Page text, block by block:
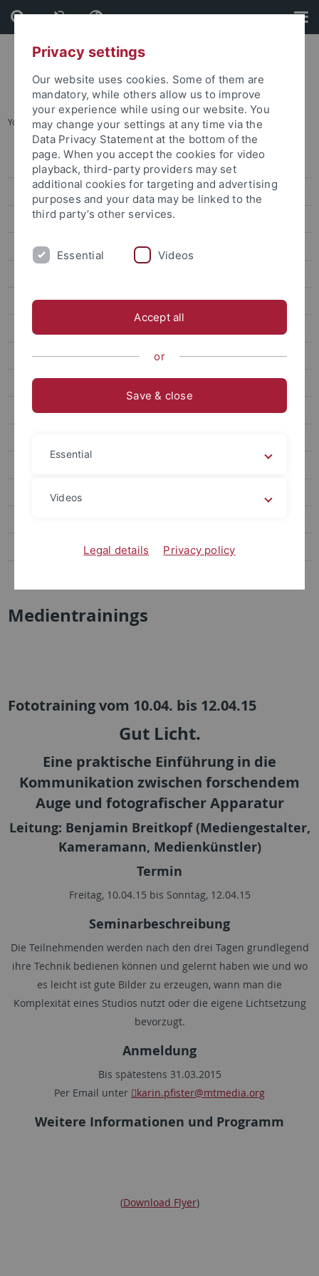
Skip
to
content
Skip
to
footer
You are here: Home ... Medientrainings
Guiding Principle
Organisation
Research
Scientific Communication
Events
Archive
Second Funding Phase
First Funding Phase
Conferences
Medientrainings
Medientrainings
Fototraining vom 10.04. bis 12.04.15
Gut Licht.
Eine praktische Einführung in die
Kommunikation zwischen forschendem
Auge und fotografischer Apparatur
Leitung: Benjamin Breitkopf (Mediengestalter,
Kameramann, Medienkünstler)
Termin
Freitag, 10.04.15 bis Sonntag, 12.04.15
Seminarbeschreibung
Die Teilnehmenden werden nach den drei Tagen grundlegend
ihre Technik bedienen können und gelernt haben wie und wo
es leicht ist gute Bilder zu erzeugen, wann man die
Komplexität eines Studios nutzt oder die eigene Lichtsetzung
bevorzugt.
Anmeldung
Bis spätestens 31.03.2015
Per Email unter
karin.pfister@mtmedia.org
Weitere Informationen und Programm
(Download Flyer)
Privacy settings
Our website uses cookies. Some of them are
mandatory, while others allow us to improve
your experience while using our website. You
may change your settings at any time via the
Data Privacy Statement at the bottom of the
page. When you accept the cookies for video
playback, third-party providers may set
additional cookies for targeting and advertising
purposes and your data may be linked to the
third party’s other services.
Essential Videos
Accept all
or
Save & close
Essential
Videos
Legal details Privacy policy